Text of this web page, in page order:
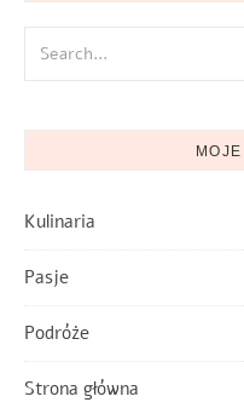
Kulinaria
Pasje
Podróże
Strona główna